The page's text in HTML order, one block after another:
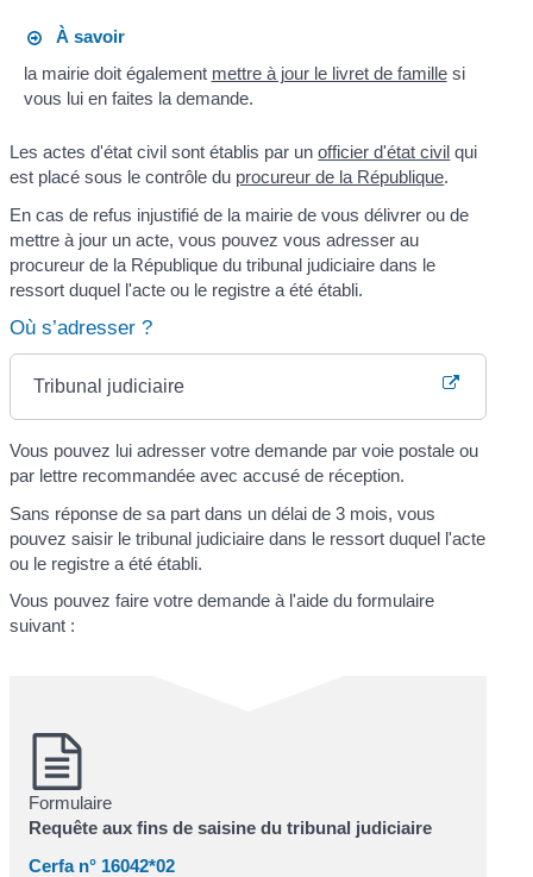
À savoir
la mairie doit également mettre à jour le livret de famillesi
vous lui en faites la demande.
Les actes d'état civil sont établis par unofficier d'état civil qui
est placé sous le contrôle du procureur de la République.
En cas de refus injustifié de la mairie de vous délivrer ou de
mettre à jour un acte, vous pouvez vous adresser au
procureur de la République du tribunal judiciaire dans le
ressort duquel l'acte ou le registre a été établi.
Où s’adresser ?
Tribunal judiciaire
Vous pouvez lui adresser votre demande par voie postale ou
par lettre recommandée avec accusé de réception.
Sans réponse de sa part dans un délai de 3 mois, vous
pouvez saisir le tribunal judiciaire dans le ressort duquel l'acte
ou le registre a été établi.
Vous pouvez faire votre demande à l'aide du formulaire
suivant :
Formulaire
Requête aux fins de saisine du tribunal judiciaire
Cerfa n° 16042*02